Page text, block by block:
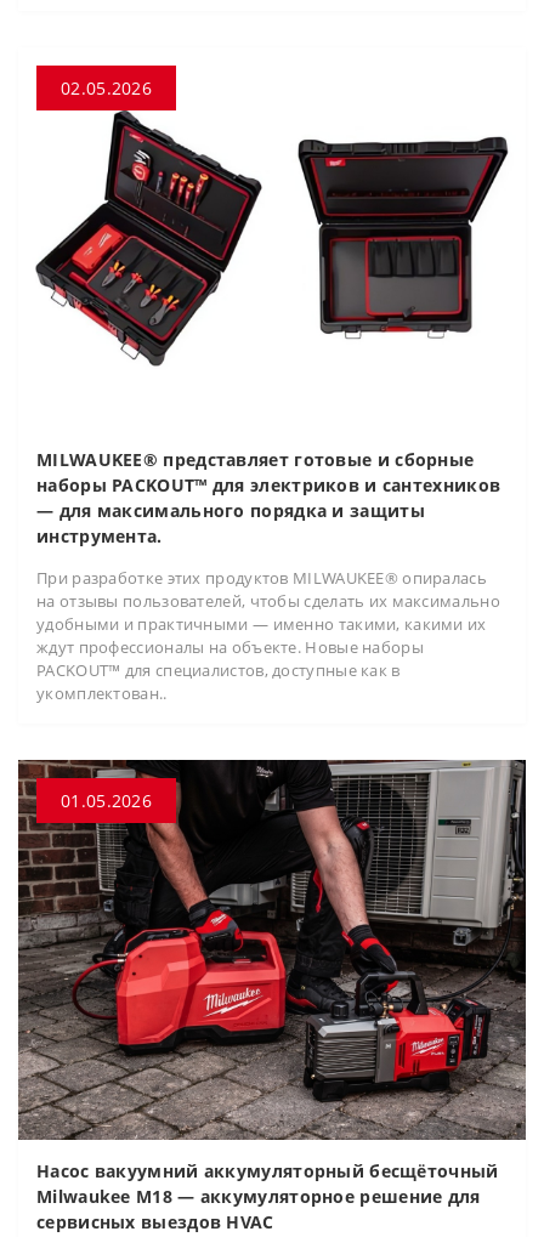
02.05.2026
MILWAUKEE® представляет готовые и сборные
наборы PACKOUT™ для электриков и сантехников
— для максимального порядка и защиты
инструмента.
При разработке этих продуктов MILWAUKEE® опиралась
на отзывы пользователей, чтобы сделать их максимально
удобными и практичными — именно такими, какими их
ждут профессионалы на объекте. Новые наборы
PACKOUT™ для специалистов, доступные как в
укомплектован..
01.05.2026
Насос вакуумний аккумуляторный бесщёточный
Milwaukee M18 — аккумуляторное решение для
сервисных выездов HVAC